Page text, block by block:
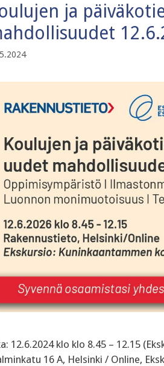
ja
12.6.2024 klo klo 8.45 – 12.15
16 A, Helsinki / Online,